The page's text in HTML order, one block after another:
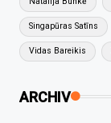
Singapūras Satīns
Vidas Bareikis
ARCHIV